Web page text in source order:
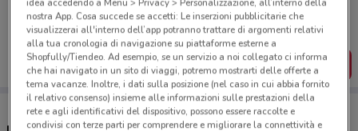
Puoi trovare le migliori offerte dei negozi vicino a te,
salvarle e creare la tua lista del risparmio, comodamente
dal tuo cellulare.
SCARICA L’APP
nostra App. Cosa succede se accetti: Le inserzioni pubblicitarie che
visualizzerai all'interno dell’app potranno trattare di argomenti relativi
alla tua cronologia di navigazione su piattaforme esterne a
Shopfully/Tiendeo. Ad esempio, se un servizio a noi collegato ci informa
che hai navigato in un sito di viaggi, potremo mostrarti delle offerte a
tema vacanze. Inoltre, i dati sulla posizione (nel caso in cui abbia fornito
il relativo consenso) insieme alle informazioni sulle prestazioni della
rete e agli identificativi del dispositivo, possono essere raccolte e
condivisi con terze parti per comprendere e migliorare la connettività e